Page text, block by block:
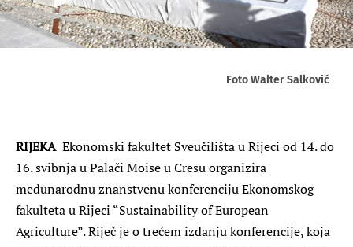
Foto Walter Salković
RIJEKAEkonomski fakultet Sveučilišta u Rijeci od 14. do
16. svibnja u Palači Moise u Cresu organizira
međunarodnu znanstvenu konferenciju Ekonomskog
fakulteta u Rijeci “Sustainability of European
Agriculture”. Riječ je o trećem izdanju konferencije, koja